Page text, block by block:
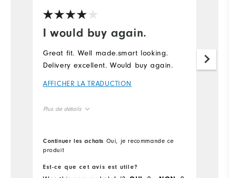
I would buy again.
Great fit. Well made.smart looking.
Delivery excellent. Would buy again.
AFFICHER LA TRADUCTION
Plus de détails
Runs Small
Continuer les achats Oui, je recommande ce
produit
Est-ce que cet avis est utile?